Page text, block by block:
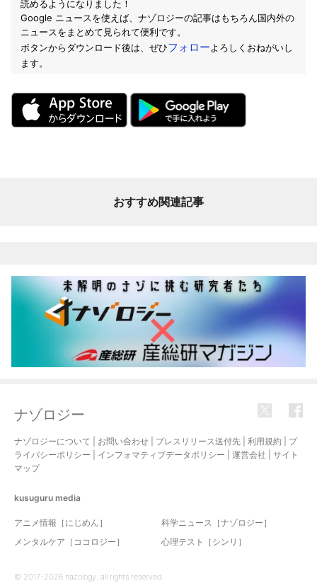
読めるようになりました！
Google ニュースを使えば、ナゾロジーの記事はもちろん国内外の
ニュースをまとめて見られて便利です。
ボタンからダウンロード後は、ぜひフォローよろしくおねがいし
ます。
おすすめ関連記事
ナゾロジー
ナゾロジーについて お問い合わせ プレスリリース送付先 利用規約
プ
ライバシーポリシー
インフォマティブデータポリシー 運営会社
サイト
マップ
kusuguru media
アニメ情報［にじめん］
科学ニュース［ナゾロジー］
メンタルケア［ココロジー］
心理テスト［シンリ］
© 2017-2026 nazology. all rights reserved.